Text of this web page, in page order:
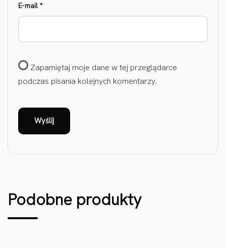
E-mail *
Zapamiętaj moje dane w tej przeglądarce
podczas pisania kolejnych komentarzy.
Podobne produkty